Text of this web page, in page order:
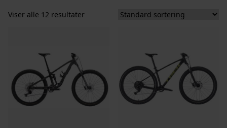
Viser alle 12 resultater